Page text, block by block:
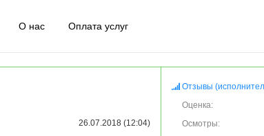
О нас Оплата услуг
26.07.2018 (12:04)
Отзывы
Оценка:
Осмотры: